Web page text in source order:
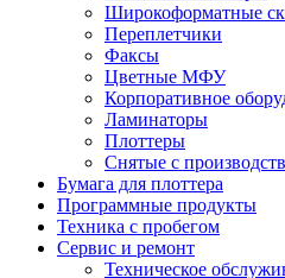
Широкоформатные
Переплетчики
Факсы
Цветные МФУ
Корпоративное
Ламинаторы
Плоттеры
Снятые с
Бумага для плоттера
Программные продукты
Техника с пробегом
Сервис и ремонт
Техническое